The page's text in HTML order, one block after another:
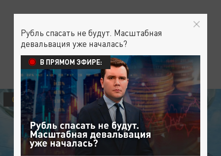
ОБЩЕСТВО
Рубль спасать не будут. Масштабная
девальвация уже началась?
В ПРЯМОМ ЭФИРЕ: